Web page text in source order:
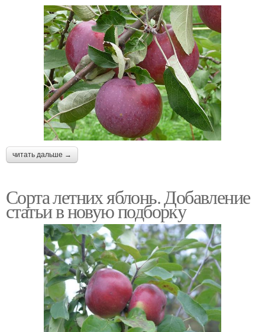
читать дальше →
Сорта летних яблонь. Добавление
статьи в новую подборку